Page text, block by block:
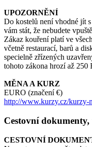
UPOZORNĚNÍ
Do kostelů není vhodné jít
vám stát, že nebudete
Zákaz kouření platí ve
včetně restaurací, barů a
specielně zřízených
tohoto zákona hrozí až 250
MĚNA A KURZ
EURO (značení €)
http://www.kurzy.cz/kurzy-
Cestovní
CESTOVNÍ